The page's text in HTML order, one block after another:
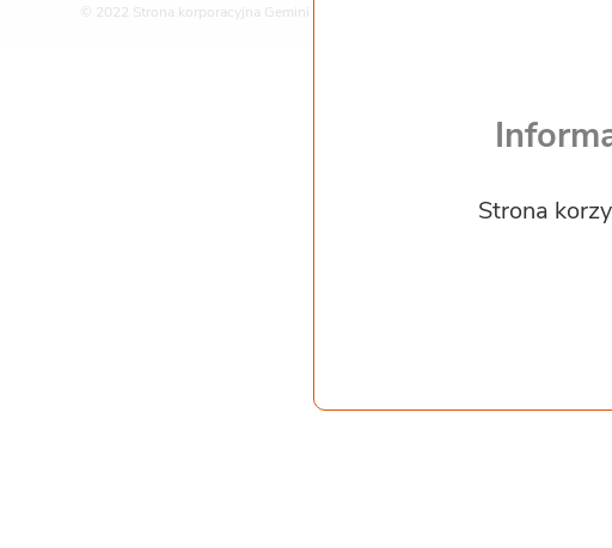
Strona
© 2022 Strona korporacyjna Gemini Polska